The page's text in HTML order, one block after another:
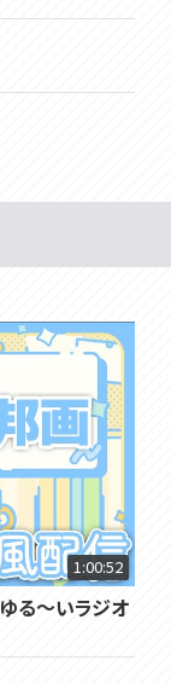
1:00:52
ゆる～いラジオ